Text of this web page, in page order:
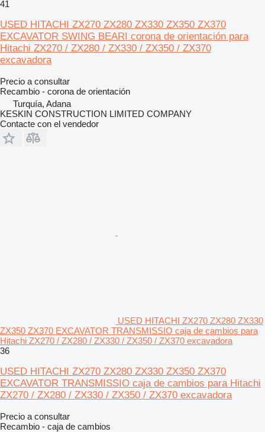
41
USED HITACHI ZX270 ZX280 ZX330 ZX350 ZX370
EXCAVATOR SWING BEARI corona de orientación para
Hitachi ZX270 / ZX280 / ZX330 / ZX350 / ZX370
excavadora
Precio a consultar
Recambio - corona de orientación
Turquía, Adana
KESKIN CONSTRUCTION LIMITED COMPANY
Contacte con el vendedor
USED HITACHI ZX270 ZX280 ZX330
ZX350 ZX370 EXCAVATOR TRANSMISSIO caja de cambios para
Hitachi ZX270 / ZX280 / ZX330 / ZX350 / ZX370 excavadora
36
USED HITACHI ZX270 ZX280 ZX330 ZX350 ZX370
EXCAVATOR TRANSMISSIO caja de cambios para Hitachi
ZX270 / ZX280 / ZX330 / ZX350 / ZX370 excavadora
Precio a consultar
Recambio - caja de cambios